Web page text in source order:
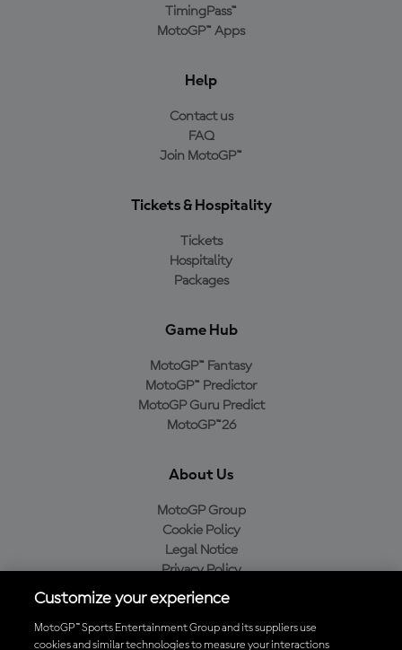
TimingPass™
MotoGP™ Apps
Help
Contact us
FAQ
Join MotoGP™
Tickets & Hospitality
Tickets
Hospitality
Packages
Game Hub
MotoGP™ Fantasy
MotoGP™ Predictor
MotoGP Guru Predict
MotoGP™26
About Us
MotoGP Group
Cookie Policy
Legal Notice
Privacy Policy
Purchase Policy
Customize your experience
MotoGP™ Sports Entertainment Group and its suppliers use
cookies and similar technologies to measure your interactions